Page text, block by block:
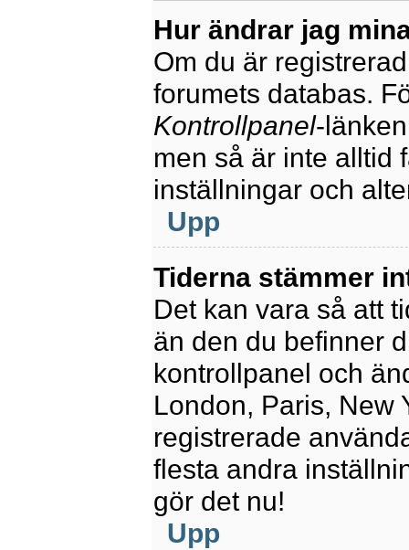
Hur ändrar jag
Om du är
forumets databas.
Kontrollpanel-
men så är inte alltid
inställningar och
Upp
Tiderna stämmer
Det kan vara så att
än den du befinner
kontrollpanel och
London, Paris, New
registrerade
flesta andra
gör det nu!
Upp